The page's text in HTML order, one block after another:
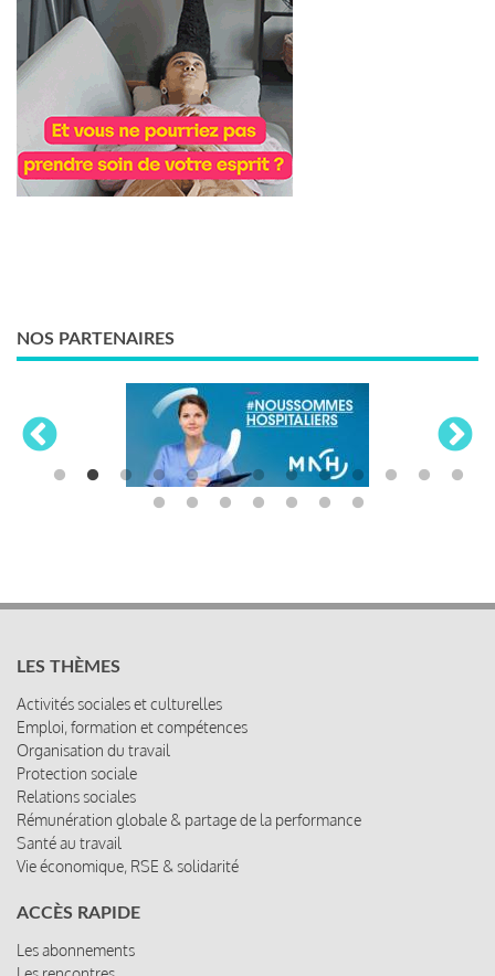
NOS PARTENAIRES
LES THÈMES
Activités sociales et culturelles
Emploi, formation et compétences
Organisation du travail
Protection sociale
Relations sociales
Rémunération globale & partage de la performance
Santé au travail
Vie économique, RSE & solidarité
ACCÈS RAPIDE
Les abonnements